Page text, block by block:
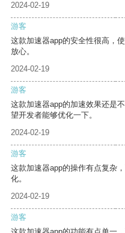
2024-02-19
游客
这款加速器app的安全性很高，
放心。
2024-02-19
游客
这款加速器app的加速效果还是
望开发者能够优化一下。
2024-02-19
游客
这款加速器app的操作有点复杂
化。
2024-02-19
游客